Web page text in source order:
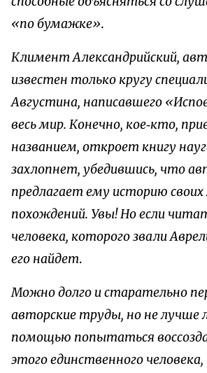
«по бумажке».
Климент Александрийский,
известен только кругу
Августина, написавшего
весь мир. Конечно, кое‑кто,
названием, откроет книгу
захлопнет, убедившись, что
предлагает ему историю
похождений. Увы! Но если
человека, которого звали
его найдет.
Можно долго и старательно
авторские труды, но не лучше
помощью попытаться
этого единственного